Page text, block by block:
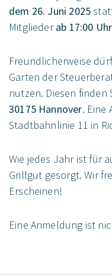
dem 26. Juni 2025
Mitgliederab 17:00 Uhr
Freundlicherweise
Garten der
nutzen. Diesen finden
30175 Hannover. Eine
Stadtbahnlinie 11 in
Wie jedes Jahr ist für
Grillgut gesorgt. Wir
Erscheinen!
Eine Anmeldung ist